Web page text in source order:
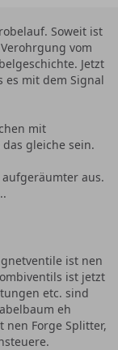
Soweit ist
vom
Jetzt
es mit dem Signal
mit
gleiche sein.
aus.
ist nen
ist jetzt
etc. sind
eh
nen Forge Splitter,